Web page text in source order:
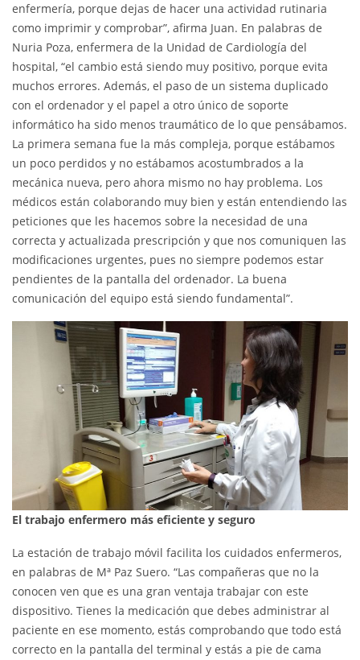
enfermería, porque dejas de hacer una actividad rutinaria
como imprimir y comprobar”, afirma Juan. En palabras de
Nuria Poza, enfermera de la Unidad de Cardiología del
hospital, “el cambio está siendo muy positivo, porque evita
muchos errores. Además, el paso de un sistema duplicado
con el ordenador y el papel a otro único de soporte
informático ha sido menos traumático de lo que pensábamos.
La primera semana fue la más compleja, porque estábamos
un poco perdidos y no estábamos acostumbrados a la
mecánica nueva, pero ahora mismo no hay problema. Los
médicos están colaborando muy bien y están entendiendo las
peticiones que les hacemos sobre la necesidad de una
correcta y actualizada prescripción y que nos comuniquen las
modificaciones urgentes, pues no siempre podemos estar
pendientes de la pantalla del ordenador. La buena
comunicación del equipo está siendo fundamental”.
El trabajo enfermero más eficiente y seguro
La estación de trabajo móvil facilita los cuidados enfermeros,
en palabras de Mª Paz Suero. “Las compañeras que no la
conocen ven que es una gran ventaja trabajar con este
dispositivo. Tienes la medicación que debes administrar al
paciente en ese momento, estás comprobando que todo está
correcto en la pantalla del terminal y estás a pie de cama